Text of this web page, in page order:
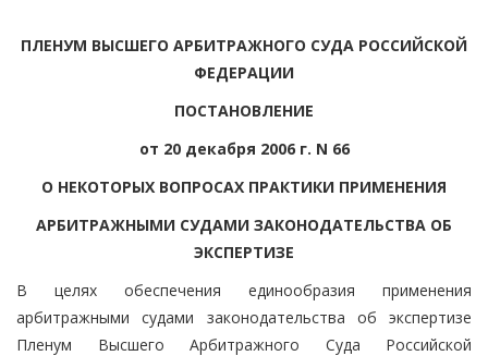
ПЛЕНУМ ВЫСШЕГО АРБИТРАЖНОГО СУДА РОССИЙСКОЙ
ФЕДЕРАЦИИ
ПОСТАНОВЛЕНИЕ
от 20 декабря 2006 г. N 66
О НЕКОТОРЫХ ВОПРОСАХ ПРАКТИКИ ПРИМЕНЕНИЯ
АРБИТРАЖНЫМИ СУДАМИ ЗАКОНОДАТЕЛЬСТВА ОБ
ЭКСПЕРТИЗЕ
В целях обеспечения единообразия применения
арбитражными судами законодательства об экспертизе
Пленум Высшего Арбитражного Суда Российской